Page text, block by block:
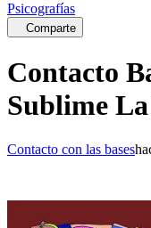
Psicografías
Comparte
Contacto
Sublime
Contacto con las bases